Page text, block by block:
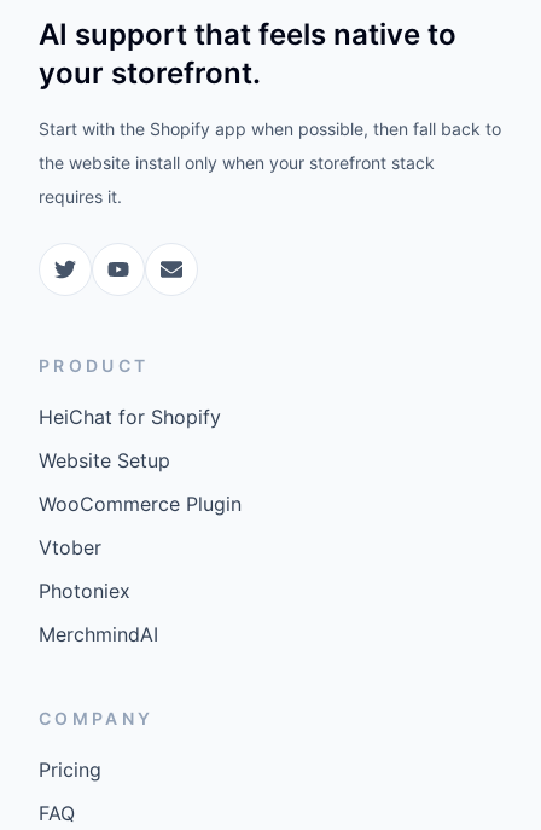
AI support that feels native to
your storefront.
Start with the Shopify app when possible, then fall back to
the website install only when your storefront stack
requires it.
PRODUCT
HeiChat for Shopify
Website Setup
WooCommerce Plugin
Vtober
Photoniex
MerchmindAI
COMPANY
Pricing
FAQ